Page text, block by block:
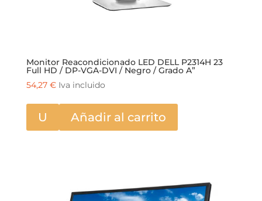
Monitor Reacondicionado LED DELL P2314H 23
Full HD / DP-VGA-DVI / Negro / Grado A”
54,27 € Iva incluido
U Añadir al carrito